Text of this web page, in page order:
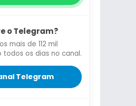
o Telegram?
mais de 112 mil
todos os dias no canal.
Telegram